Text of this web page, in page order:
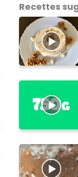
Recettes